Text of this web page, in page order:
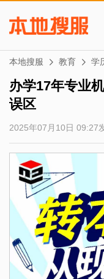
本地搜服 教育 学
办学17年专业
误区
2025年07月10日 09:27